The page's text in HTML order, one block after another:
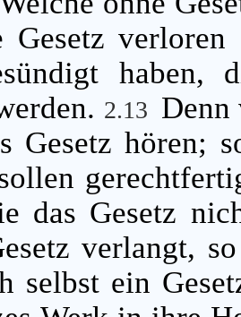
Gesetz
haben,
2.13 Denn
Gesetz hören;
das Gesetz
verlangt,
selbst ein